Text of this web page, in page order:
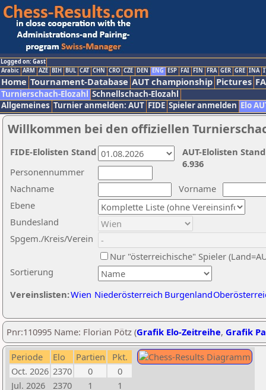
Logged on: Gast
Arabic ARM AZE BIH BUL CAT CHN CRO CZE DEN ENG ESP FAI FIN FRA GER GRE INA
Home Tournament-Database AUT championship Pictures
Turnierschach-Elozahl Schnellschach-Elozahl
Allgemeines Turnier anmelden: AUT FIDE Spieler anmelden Elo
Willkommen bei den offiziellen
Nachname
Vorname
Ebene
Sortierung
Personennummer
Bundesland
Spgem./Kreis/Verein
Nur "österreichische" Spieler
Vereinslisten:Wien Niederösterreich Burgenland
AUT-Elolisten
6.936
FIDE-Elolisten Stand
Pnr:110995 Name: Florian Pötz (Grafik Elo-Zeitreihe, Grafik
Periode Elo Partien
Pkt.
Oct. 2026 2370 0
0
Jul. 2026
2370 1
1